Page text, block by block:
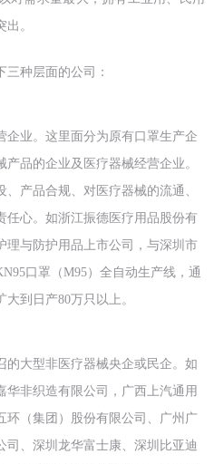
。
种层面的公司：
企业。这里面分为原有口罩生产企
品的企业及医疗器械经营企业。
产品合规、对医疗器械的流通、
任心。如浙江振德医疗用品股份有
理与防护用品上市公司，与深圳市
口罩（M95）全自动生产线，通
到日产80万只以上。
的大型非医疗器械央企或民企。如
华非织造有限公司，广西上汽通用
环（集团）股份有限公司、广州广
、深圳龙华富士康、深圳比亚迪